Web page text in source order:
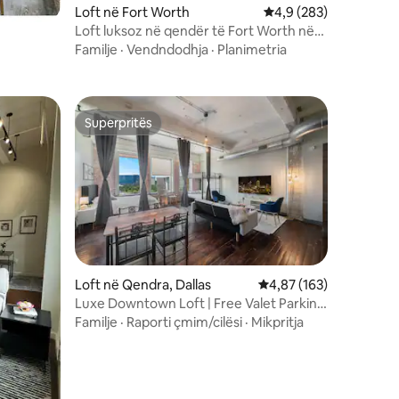
Loft në Fort Worth Vlerësimi mesatar
4,9 (283)
Loft luksoz në qendër të Fort Worth në
Sundance Square
Familje · Vendndodhja · Planimetria
Superpritës
Superpritës
Loft në Qendra, Dallas Vlerësimi mesatar
4,87 (163)
Luxe Downtown Loft | Free Valet Parking
| Pishinë
Familje · Raporti çmim/cilësi · Mikpritja